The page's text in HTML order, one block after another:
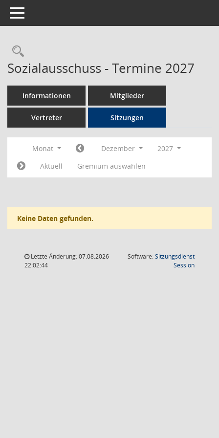
Toggle navigation
Rechercheauswahl
Sozialausschuss - Termine 2027
Informationen Mitglieder
Vertreter Sitzungen
Monat Dezember
2027
Aktuell
Gremium auswählen
Keine Daten gefunden.
Letzte Änderung: 07.08.2026
22:02:44
Software:Sitzungsdienst
Session(Wird in